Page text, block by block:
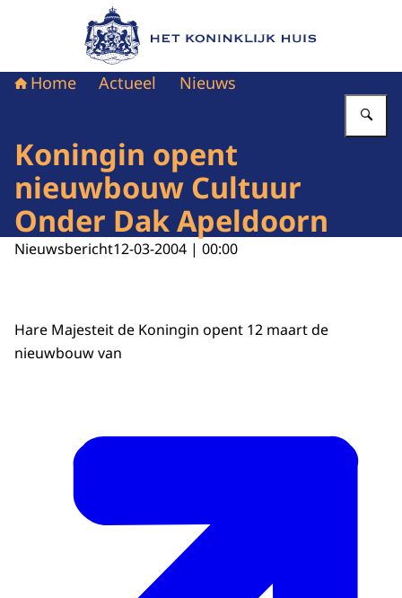
Naar de homepage van Het Koninklijk Huis
Home Actueel Nieuws
Koningin opent
nieuwbouw Cultuur
Onder Dak Apeldoorn
Nieuwsbericht12-03-2004 | 00:00
Hare Majesteit de Koningin opent 12 maart de
nieuwbouw van